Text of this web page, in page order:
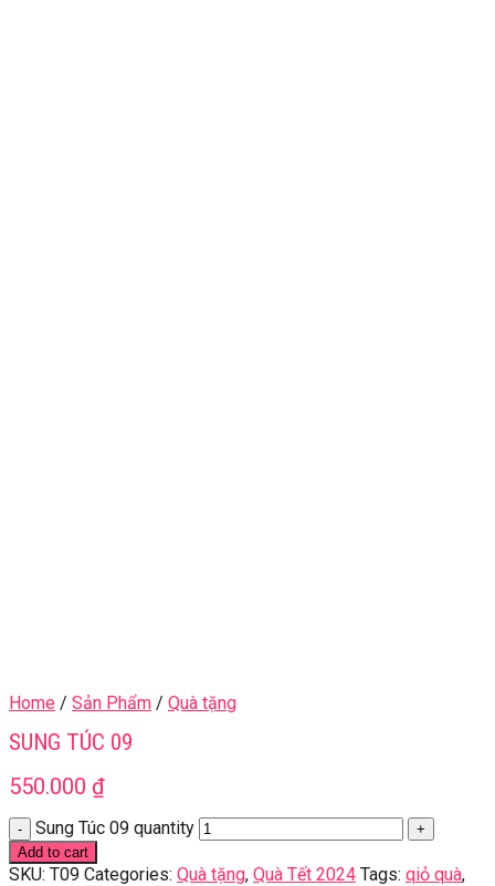
Home / Sản Phẩm / Quà tặng
SUNG TÚC 09
550.000 ₫
Sung Túc 09 quantity
Add to cart
SKU: T09 Categories: Quà tặng, Quà Tết 2024 Tags: qiỏ quà,